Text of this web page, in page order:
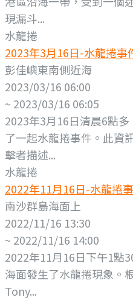
現漏斗...
水龍捲
2023年3月16日-水龍捲事
彭佳嶼東南側近海
2023/03/16 06:00
~ 2023/03/16 06:05
2023年3月16日清晨6點
了一起水龍捲事件。此資
擊者描述...
水龍捲
2022年11月16日-水龍捲
南沙群島海面上
2022/11/16 13:30
~ 2022/11/16 14:00
2022年11月16日下午1點
海面發生了水龍捲現象。
Tony...